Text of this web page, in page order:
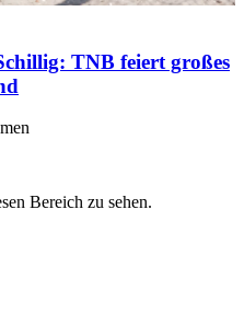
TNB feiert großes
Bereich zu sehen.